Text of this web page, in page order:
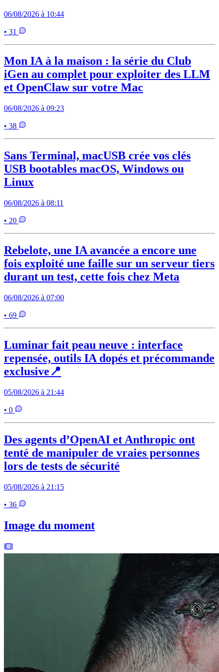
06/08/2026 à 10:44
• 31
Mon IA à la maison : la série du Club
iGen au complet pour exploiter des LLM
et OpenClaw sur votre Mac
06/08/2026 à 09:23
• 38
Sans Terminal, macUSB crée vos clés
USB bootables macOS, Windows ou
Linux
06/08/2026 à 08:11
• 20
Rebelote, une IA avancée a encore une
fois exploité une faille sur un serveur tiers
durant un test, cette fois chez Meta
06/08/2026 à 07:00
• 69
Luminar fait peau neuve : interface
repensée, outils IA dopés et précommande
exclusive📍
05/08/2026 à 21:44
• 0
Des agents d’OpenAI et Anthropic ont
tenté de manipuler de vraies personnes
lors de tests de sécurité
05/08/2026 à 21:15
• 36
Image du moment